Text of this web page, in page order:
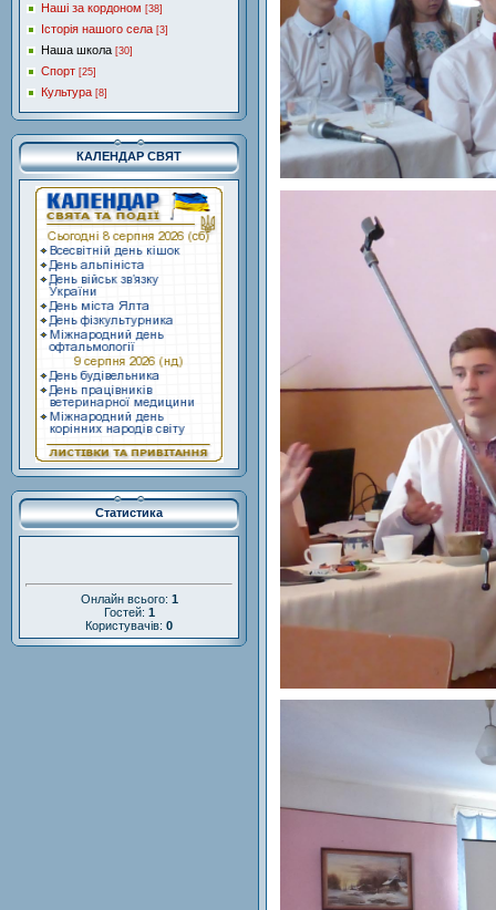
Наші за кордоном [38]
Історія нашого села [3]
Наша школа [30]
Спорт [25]
Культура [8]
КАЛЕНДАР СВЯТ
Статистика
Онлайн всього: 1
Гостей: 1
Користувачів: 0